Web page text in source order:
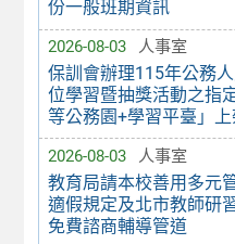
份一般班期資訊
2026-08-03 人事室
保訓會辦理115年公務
位學習暨抽獎活動之指
等公務園+學習平臺」上
2026-08-03 人事室
教育局請本校善用多元
適假規定及北市教師研
免費諮商輔導管道